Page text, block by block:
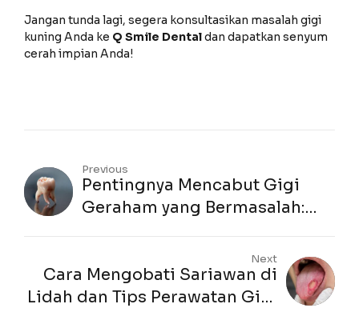
Jangan tunda lagi, segera konsultasikan masalah gigi
kuning Anda ke Q Smile Dentaldan dapatkan senyum
cerah impian Anda!
Previous
Pentingnya Mencabut Gigi
Geraham yang Bermasalah:
Next
Cara Mengobati Sariawan di
Lidah dan Tips Perawatan Gigi